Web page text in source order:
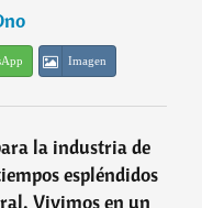
Imagen
la industria de
espléndidos
Vivimos en un